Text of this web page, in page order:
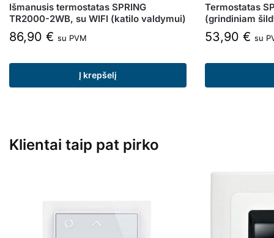
Išmanusis termostatas SPRING
TR2000-2WB, su WIFI (katilo valdymui)
86,90 € su PVM
Į krepšelį
Termostatas
(grindiniam
53,90 € su
Klientai taip pat pirko